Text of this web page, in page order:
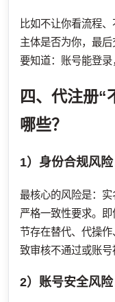
比如不让你看流程
主体是否为你，最
要知道：账号能登录
四、代注册“
哪些？
1）身份合规风
最核心的风险是：
严格一致性要求。
节存在替代、代操
致审核不通过或账号
2）账号安全风